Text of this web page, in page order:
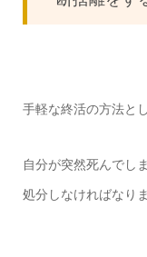
手軽な終活の方法と
自分が突然死んでし
処分しなければなりま